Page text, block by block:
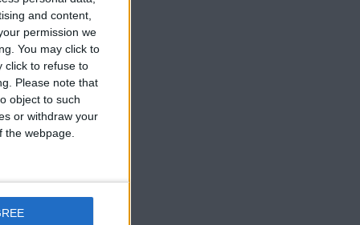
and content,
permission we
You may click to
click to refuse to
Please note that
object to such
or withdraw your
webpage.
5 meses